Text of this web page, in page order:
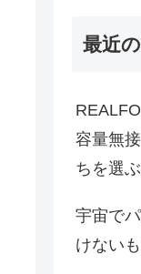
最近
容量無
ちを選
宇宙で
けない